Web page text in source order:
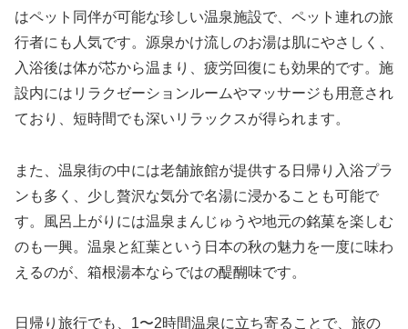
はペット同伴が可能な珍しい温泉施設で、ペット連れの旅
行者にも人気です。源泉かけ流しのお湯は肌にやさしく、
入浴後は体が芯から温まり、疲労回復にも効果的です。施
設内にはリラクゼーションルームやマッサージも用意され
ており、短時間でも深いリラックスが得られます。
また、温泉街の中には老舗旅館が提供する日帰り入浴プラ
ンも多く、少し贅沢な気分で名湯に浸かることも可能で
す。風呂上がりには温泉まんじゅうや地元の銘菓を楽しむ
のも一興。温泉と紅葉という日本の秋の魅力を一度に味わ
えるのが、箱根湯本ならではの醍醐味です。
日帰り旅行でも、1〜2時間温泉に立ち寄ることで、旅の